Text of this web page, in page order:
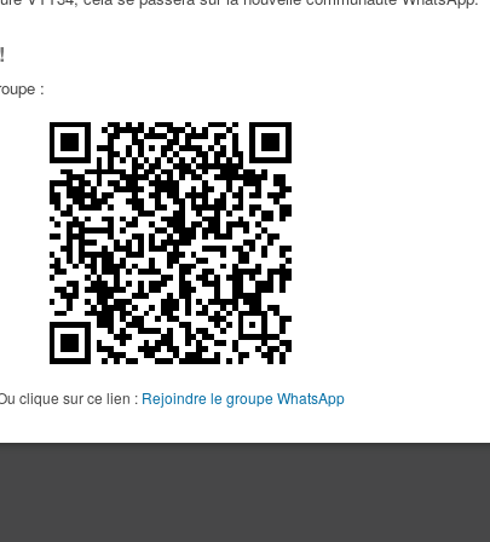
:
clique sur ce lien : Rejoindre le groupe WhatsApp
La recherche a retourné 0 résultat(s) Page1sur